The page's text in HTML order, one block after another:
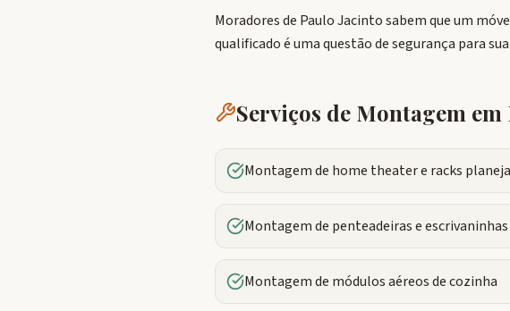
Moradores de Paulo Jacinto sabem que um
qualificado é uma questão de segurança para
Serviços de Montagem em
Montagem de home theater e racks
Montagem de penteadeiras e escrivaninhas
Montagem de módulos aéreos de cozinha